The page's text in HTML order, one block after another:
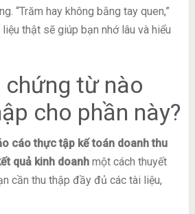
“Trăm hay không bằng tay quen,”
thật sẽ giúp bạn nhớ lâu và hiểu
chứng từ nào
cho phần này?
cáo thực tập kế toán doanh thu
quả kinh doanhmột cách thuyết
cần thu thập đầy đủ các tài liệu,